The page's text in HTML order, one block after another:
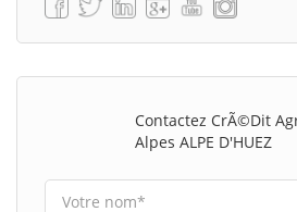
Contactez CrÃ©dit
Alpes ALPE D'HUEZ